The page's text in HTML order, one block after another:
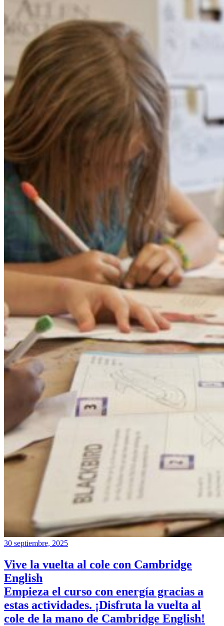
30 septiembre, 2025
Vive la vuelta al cole con Cambridge
English
Empieza el curso con energía gracias a
estas actividades. ¡Disfruta la vuelta al
cole de la mano de Cambridge English!